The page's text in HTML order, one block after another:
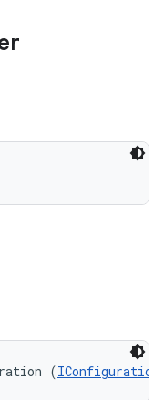
(IConfiguration